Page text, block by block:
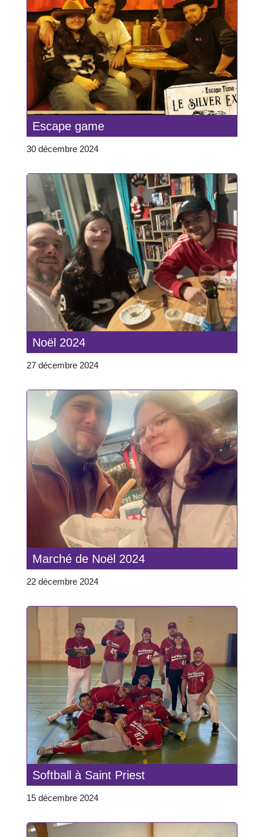
Escape game
30 décembre 2024
Noël 2024
27 décembre 2024
Marché de Noël 2024
22 décembre 2024
Softball à Saint Priest
15 décembre 2024